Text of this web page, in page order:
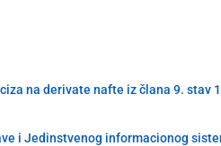
na derivate nafte iz člana 9. stav
i Jedinstvenog informacionog